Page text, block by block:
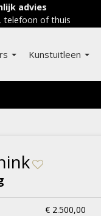
advies
telefoon of thuis
Kunstuitleen
€ 2.500,00